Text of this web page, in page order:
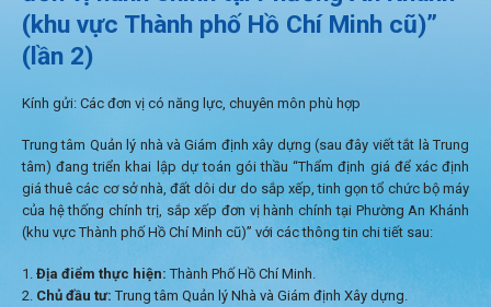
(khu vực Thành phố Hồ Chí Minh cũ)”
(lần 2)
Kính gửi: Các đơn vị có năng lực, chuyên môn phù hợp
Trung tâm Quản lý nhà và Giám định xây dựng (sau đây viết tắt là Trung
tâm) đang triển khai lập dự toán gói thầu “Thẩm định giá để xác định
giá thuê các cơ sở nhà, đất dôi dư do sắp xếp, tinh gọn tổ chức bộ máy
của hệ thống chính trị, sắp xếp đơn vị hành chính tại Phường An Khánh
(khu vực Thành phố Hồ Chí Minh cũ)” với các thông tin chi tiết sau:
Địa điểm thực hiện:Thành Phố Hồ Chí Minh.
Chủ đầu tư: Trung tâm Quản lý Nhà và Giám định Xây dựng.